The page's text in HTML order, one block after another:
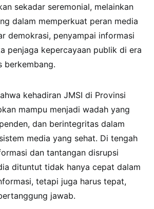
sekadar seremonial, melainkan
dalam memperkuat peran media
demokrasi, penyampai informasi
penjaga kepercayaan publik di era
berkembang.
kehadiran JMSI di Provinsi
mampu menjadi wadah yang
dan berintegritas dalam
media yang sehat. Di tengah
dan tantangan disrupsi
dituntut tidak hanya cepat dalam
tetapi juga harus tepat,
jawab.